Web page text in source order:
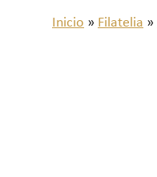
Inicio » Filatelia »